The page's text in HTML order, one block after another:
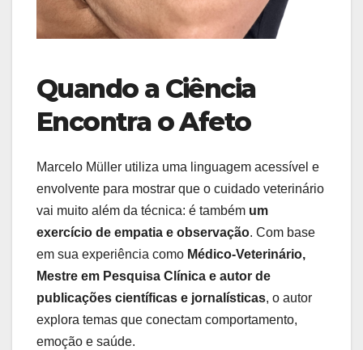
Quando a Ciência
Encontra o Afeto
Marcelo Müller utiliza uma linguagem acessível e
envolvente para mostrar que o cuidado veterinário
vai muito além da técnica: é também um
exercício de empatia e observação. Com base
em sua experiência como Médico-Veterinário,
Mestre em Pesquisa Clínica e autor de
publicações científicas e jornalísticas, o autor
explora temas que conectam comportamento,
emoção e saúde.